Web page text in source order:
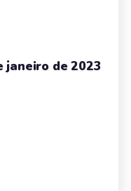
janeiro de 2023